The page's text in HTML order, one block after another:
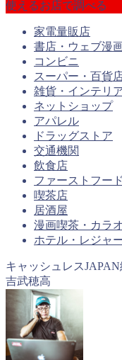
使えるお店で調べる
家電量販店
書店・ウェブ漫
コンビニ
スーパー・百貨
雑貨・インテリ
ネットショップ
アパレル
ドラッグストア
交通機関
飲食店
ファーストフード
喫茶店
居酒屋
漫画喫茶・カラ
ホテル・レジャ
キャッシュレス
吉武穂高